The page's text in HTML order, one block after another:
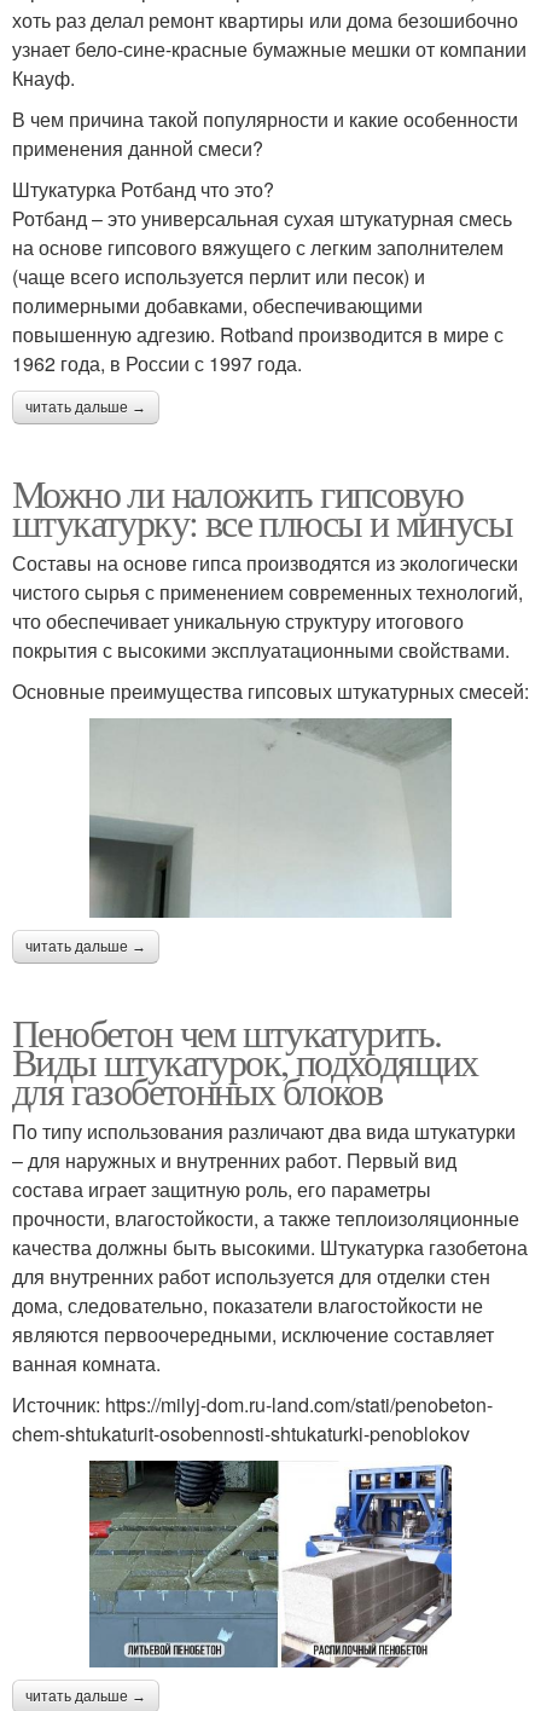
хоть раз делал ремонт квартиры или дома безошибочно
узнает бело-сине-красные бумажные мешки от компании
Кнауф.
В чем причина такой популярности и какие особенности
применения данной смеси?
Штукатурка Ротбанд что это?
Ротбанд – это универсальная сухая штукатурная смесь
на основе гипсового вяжущего с легким заполнителем
(чаще всего используется перлит или песок) и
полимерными добавками, обеспечивающими
повышенную адгезию. Rotband производится в мире с
1962 года, в России с 1997 года.
читать дальше →
Можно ли наложить гипсовую
штукатурку: все плюсы и минусы
Составы на основе гипса производятся из экологически
чистого сырья с применением современных технологий,
что обеспечивает уникальную структуру итогового
покрытия с высокими эксплуатационными свойствами.
Основные преимущества гипсовых штукатурных смесей:
читать дальше →
Пенобетон чем штукатурить.
Виды штукатурок, подходящих
для газобетонных блоков
По типу использования различают два вида штукатурки
– для наружных и внутренних работ. Первый вид
состава играет защитную роль, его параметры
прочности, влагостойкости, а также теплоизоляционные
качества должны быть высокими. Штукатурка газобетона
для внутренних работ используется для отделки стен
дома, следовательно, показатели влагостойкости не
являются первоочередными, исключение составляет
ванная комната.
Источник: https://milyj-dom.ru-land.com/stati/penobeton-
chem-shtukaturit-osobennosti-shtukaturki-penoblokov
читать дальше →